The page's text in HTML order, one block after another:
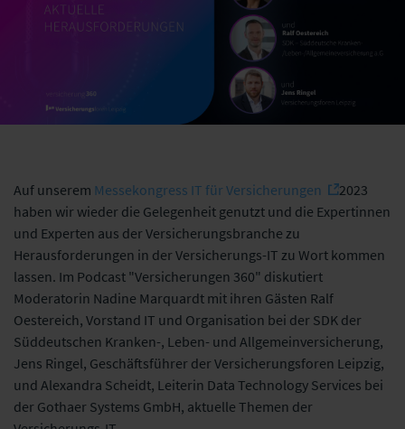
Auf unserem Messekongress IT für Versicherungen
2023
haben wir wieder die Gelegenheit genutzt und die Expertinnen
und Experten aus der Versicherungsbranche zu
Herausforderungen in der Versicherungs-IT zu Wort kommen
lassen. Im Podcast "Versicherungen 360" diskutiert
Moderatorin Nadine Marquardt mit ihren Gästen Ralf
Oestereich, Vorstand IT und Organisation bei der SDK der
Süddeutschen Kranken-, Leben- und Allgemeinversicherung,
Jens Ringel, Geschäftsführer der Versicherungsforen Leipzig,
und Alexandra Scheidt, Leiterin Data Technology Services bei
der Gothaer Systems GmbH, aktuelle Themen der